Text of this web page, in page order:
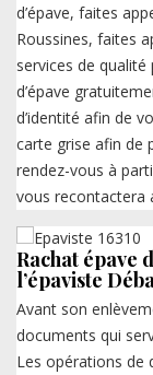
d’épave, faites
Roussines, faites
services de
d’épave
d’identité afin de
carte grise afin de
rendez-vous à
vous recontactera
Rachat épave
l’épaviste
Avant son
documents qui
Les opérations de